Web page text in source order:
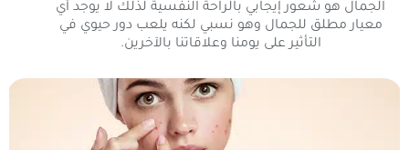
الجمال هو شعور إيجابي بالراحة النفسية لذلك لا يوجد أي
معيار مطلق للجمال وهو نسبي لكنه يلعب دور حيوي في
التأثير على يومنا وعلاقاتنا بالآخرين.